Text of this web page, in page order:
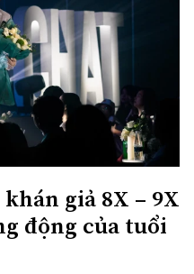
giả 8X – 9X
động của tuổi